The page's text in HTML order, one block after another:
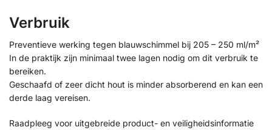
Verbruik
Preventieve werking tegen blauwschimmel bij 205 – 250 ml/m²
In de praktijk zijn minimaal twee lagen nodig om dit verbruik te
bereiken.
Geschaafd of zeer dicht hout is minder absorberend en kan een
derde laag vereisen.
Raadpleeg voor uitgebreide product- en veiligheidsinformatie